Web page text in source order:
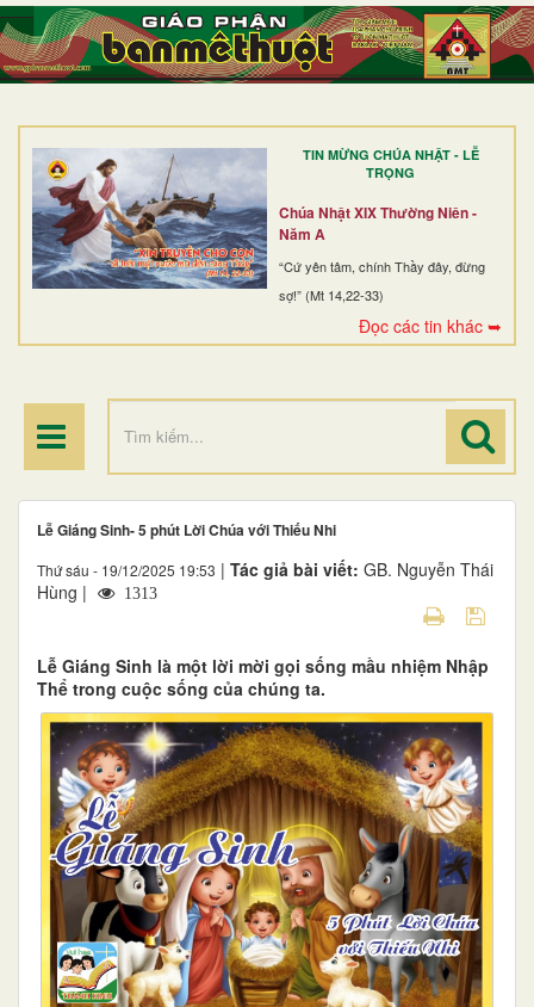
TIN MỪNG CHÚA NHẬT - LỄ
TRỌNG
Chúa Nhật XIX Thường Niên -
Năm A
“Cứ yên tâm, chính Thầy đây, đừng
sợ!” (Mt 14,22-33)
Đọc các tin khác ➥
TRANG NHẤT
GIỚI THIỆU
DÒNG TU
BAN MỤC VỤ
ĐOÀN THỂ CG
ĐIỂM HÀNH HƯƠNG
Lễ Giáng Sinh- 5 phút Lời Chúa với Thiếu Nhi
Thứ sáu - 19/12/2025 19:53 | Tác giả bài viết: GB. Nguyễn Thái
Hùng |
1313
Lễ Giáng Sinh là một lời mời gọi sống mầu nhiệm Nhập
Thể trong cuộc sống của chúng ta.